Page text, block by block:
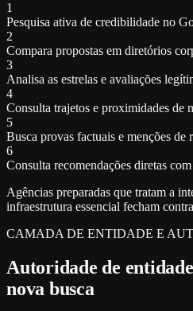
1
Pesquisa ativa de credibilidade no
2
Compara propostas em diretórios
3
Analisa as estrelas e avaliações
4
Consulta trajetos e proximidades de
5
Busca provas factuais e menções de
6
Consulta recomendações diretas
Agências preparadas que tratam a
infraestrutura essencial fecham
CAMADA DE ENTIDADE E
Autoridade de
nova busca